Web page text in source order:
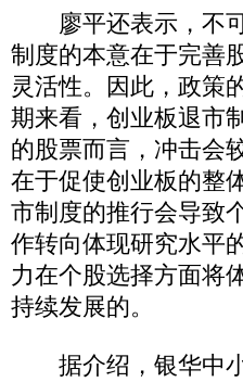
廖平还表示，不可
制度的本意在于完善
灵活性。因此，政策
期来看，创业板退市
的股票而言，冲击会
在于促使创业板的整
市制度的推行会导致
作转向体现研究水平
力在个股选择方面将
持续发展的。
据介绍，银华中小